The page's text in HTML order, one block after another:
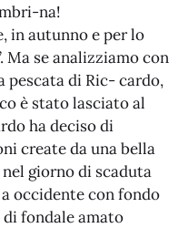
na!
in autunno e per lo
Ma se analizziamo con
pescata di Ric- cardo,
è stato lasciato al
ha deciso di
create da una bella
giorno di scaduta
occidente con fondo
fondale amato